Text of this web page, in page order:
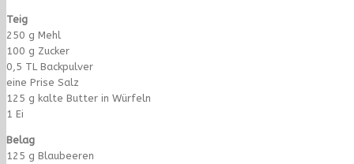
Teig
250 g Mehl
100 g Zucker
0,5 TL Backpulver
eine Prise Salz
125 g kalte Butter in Würfeln
1 Ei
Belag
125 g Blaubeeren